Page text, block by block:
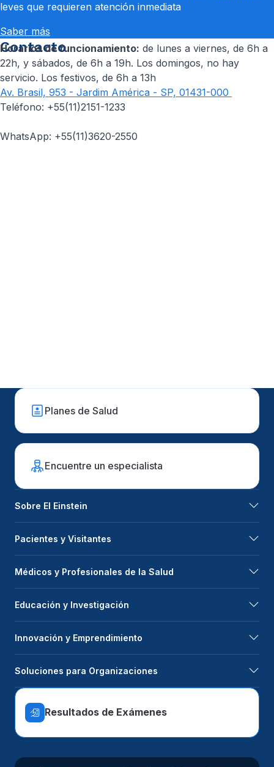
leves que requieren atención inmediata
Saber más
Contacto
Horarios de funcionamiento: de lunes a viernes, de 6h a
22h, y sábados, de 6h a 19h. Los domingos, no hay
servicio. Los festivos, de 6h a 13h
Av. Brasil, 953 - Jardim América - SP, 01431-000
Teléfono: +55(11)2151-1233
WhatsApp: +55(11)3620-2550
Planes de Salud
Encuentre un especialista
Sobre El Einstein
Pacientes y Visitantes
Médicos y Profesionales de la Salud
Educación y Investigación
Innovación y Emprendimiento
Soluciones para Organizaciones
Resultados de Exámenes